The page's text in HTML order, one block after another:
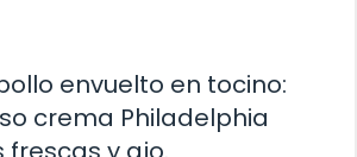
envuelto en tocino:
crema Philadelphia